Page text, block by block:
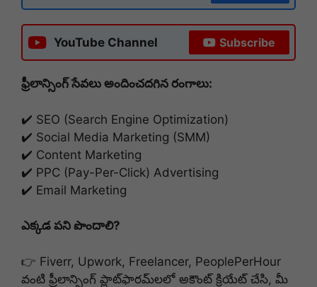
YouTube Channel Subscribe
ఫ్రీలాన్సింగ్ సేవలు అందించదగిన రంగాలు:
✔️ SEO (Search Engine Optimization)
✔️ Social Media Marketing (SMM)
✔️ Content Marketing
✔️ PPC (Pay-Per-Click) Advertising
✔️ Email Marketing
ఎక్కడ పని పొందాలి?
👉 Fiverr, Upwork, Freelancer, PeoplePerHour
వంటి ఫ్రీలాన్సింగ్ ప్లాట్‌ఫారమ్‌లలో అకౌంట్ క్రియేట్ చేసి, మీ